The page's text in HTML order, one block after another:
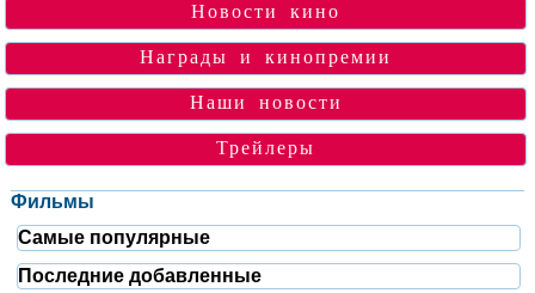
Новости кино
Награды и кинопремии
Наши новости
Трейлеры
Фильмы
Самые популярные
Последние добавленные